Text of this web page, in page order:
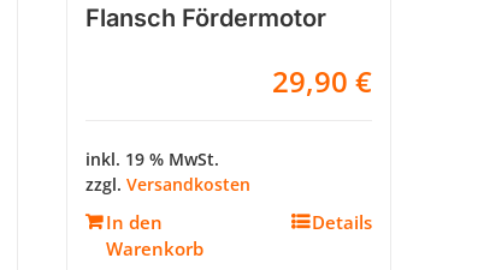
Flansch Fördermotor
29,90€
inkl. 19 % MwSt.
zzgl. Versandkosten
In den
Warenkorb
Details